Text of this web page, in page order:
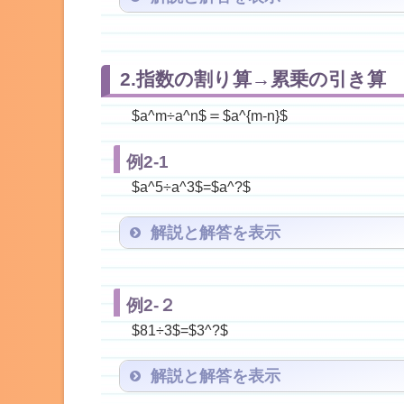
2.指数の割り算→累乗の引き算
$a^m÷a^n$＝ $a^{m-n}$
例2-1
$a^5÷a^3$=$a^?$
解説と解答を表示
例2-２
$81÷3$=$3^?$
解説と解答を表示